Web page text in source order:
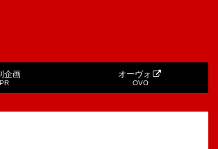
企画
PR
オーヴォ
OVO